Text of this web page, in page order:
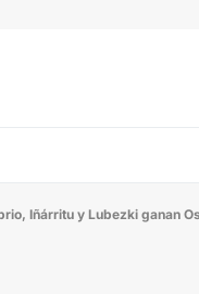
Iñárritu y Lubezki ganan